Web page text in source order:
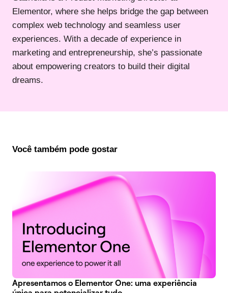
Elementor, where she helps bridge the gap between
complex web technology and seamless user
experiences. With a decade of experience in
marketing and entrepreneurship, she’s passionate
about empowering creators to build their digital
dreams.
Você também pode gostar
Apresentamos o Elementor One: uma experiência